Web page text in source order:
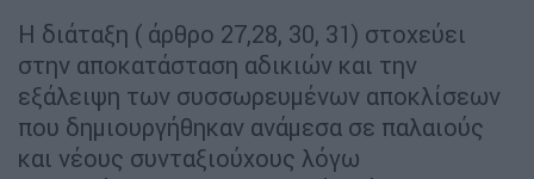
Η διάταξη ( άρθρο 27,28, 30, 31) στοχεύει
στην αποκατάσταση αδικιών και την
εξάλειψη των συσσωρευμένων αποκλίσεων
που δημιουργήθηκαν ανάμεσα σε παλαιούς
και νέους συνταξιούχους λόγω